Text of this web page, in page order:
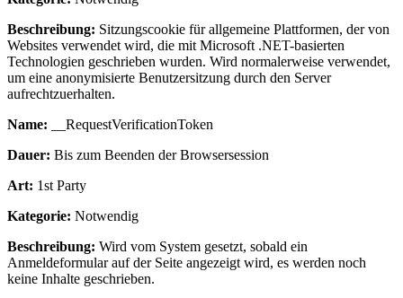
Beschreibung: Sitzungscookie für allgemeine Plattformen, der von
Websites verwendet wird, die mit Microsoft .NET-basierten
Technologien geschrieben wurden. Wird normalerweise verwendet,
um eine anonymisierte Benutzersitzung durch den Server
aufrechtzuerhalten.
Name: __RequestVerificationToken
Dauer: Bis zum Beenden der Browsersession
Art: 1st Party
Kategorie: Notwendig
Beschreibung: Wird vom System gesetzt, sobald ein
Anmeldeformular auf der Seite angezeigt wird, es werden noch
keine Inhalte geschrieben.